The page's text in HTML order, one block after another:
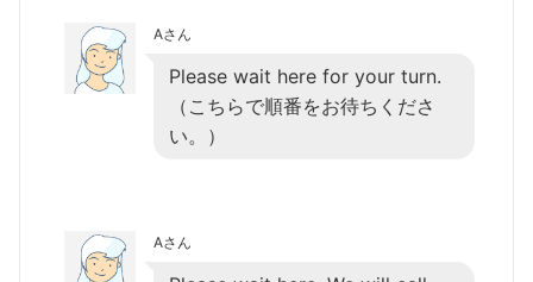
Aさん
Please wait here for your turn.
（こちらで順番をお待ちくださ
い。）
Aさん